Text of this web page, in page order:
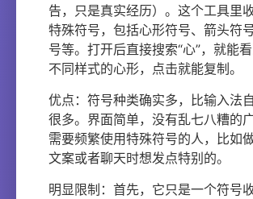
告，只是真实经历）。这个工具里
特殊符号，包括心形符号、箭头符
号等。打开后直接搜索“心”，就能
不同样式的心形，点击就能复制。
优点：符号种类确实多，比输入法
很多。界面简单，没有乱七八糟的
需要频繁使用特殊符号的人，比如
文案或者聊天时想发点特别的。
明显限制：首先，它只是一个符号收